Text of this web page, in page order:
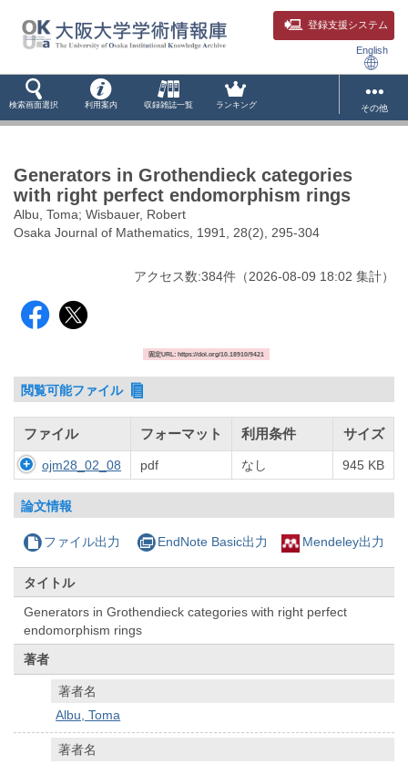
登録支援システム
English
検索画面選択 利用案内 収録雑誌一覧 ランキング その他
Generators in Grothendieck categories
with right perfect endomorphism rings
Albu, Toma; Wisbauer, Robert
Osaka Journal of Mathematics, 1991, 28(2), 295-304
アクセス数:384件 （2026-08-09 18:02 集計）
固定URL: https://doi.org/10.18910/9421
閲覧可能ファイル
ファイル フォーマット 利用条件 サイズ
ojm28_02_08 pdf なし 945 KB
論文情報
ファイル出力 EndNote Basic出力 Mendeley出力
タイトル
Generators in Grothendieck categories with right perfect
endomorphism rings
著者
著者名
Albu, Toma
著者名